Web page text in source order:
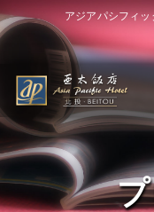
アジアパシフィ